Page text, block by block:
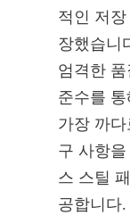
적인 저
장했습니
엄격한
준수를 통
가장 까
구 사항
스 스틸
공합니다.